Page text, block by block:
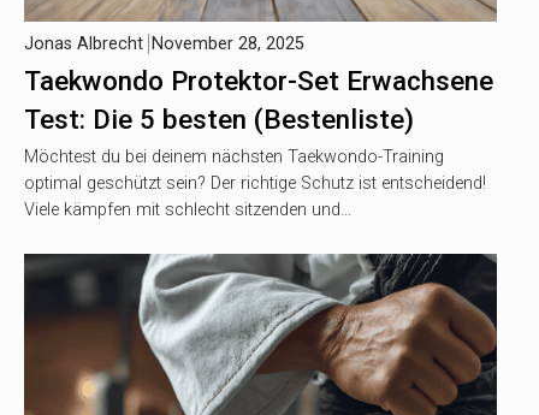
Taekwondo Protektor-Set Erwachsene
Test: Die 5 besten (Bestenliste)
Jonas Albrecht November 28, 2025
Möchtest du bei deinem nächsten Taekwondo-Training
optimal geschützt sein? Der richtige Schutz ist entscheidend!
Viele kämpfen mit schlecht sitzenden und…